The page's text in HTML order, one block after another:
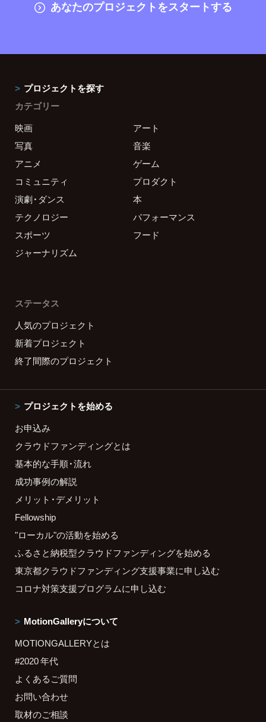
あなたのプロジェクトをスタートする
プロジェクトを探す
カテゴリー
映画
アート
写真
音楽
アニメ
ゲーム
コミュニティ
プロダクト
演劇・ダンス
本
テクノロジー
パフォーマンス
スポーツ
フード
ジャーナリズム
ステータス
人気のプロジェクト
新着プロジェクト
終了間際のプロジェクト
プロジェクトを始める
お申込み
クラウドファンディングとは
基本的な手順・流れ
成功事例の解説
メリット・デメリット
Fellowship
"ローカル"の活動を始める
ふるさと納税型クラウドファンディングを始める
東京都クラウドファンディング支援事業に申し込む
コロナ対策支援プログラムに申し込む
MotionGalleryについて
MOTIONGALLERYとは
#2020 年代
よくあるご質問
お問い合わせ
取材のご相談